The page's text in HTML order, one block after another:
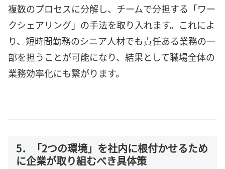
複数のプロセスに分解し、チームで分担する「ワー
クシェアリング」の手法を取り入れます。これによ
り、短時間勤務のシニア人材でも責任ある業務の一
部を担うことが可能になり、結果として職場全体の
業務効率化にも繋がります。
5．「2つの環境」を社内に根付かせるため
に企業が取り組むべき具体策